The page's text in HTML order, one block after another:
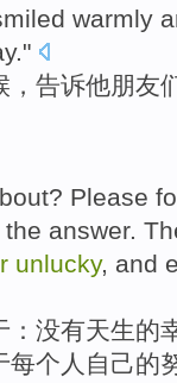
warmly
， 告诉他朋友
? Please
the answer.
unlucky, and
： 没有天生的
每个人 自己的